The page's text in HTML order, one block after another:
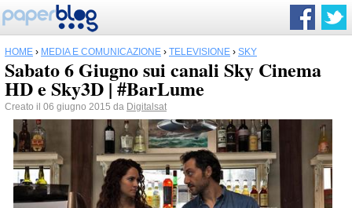
HOME › MEDIA E COMUNICAZIONE › TELEVISIONE › SKY
Sabato 6 Giugno sui canali Sky Cinema
HD e Sky3D | #BarLume
Creato il 06 giugno 2015 da Digitalsat